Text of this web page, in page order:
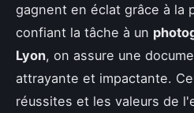
gagnent en éclat grâce à la
confiant la tâche à un
Lyon, on assure une
attrayante et impactante.
réussites et les valeurs de